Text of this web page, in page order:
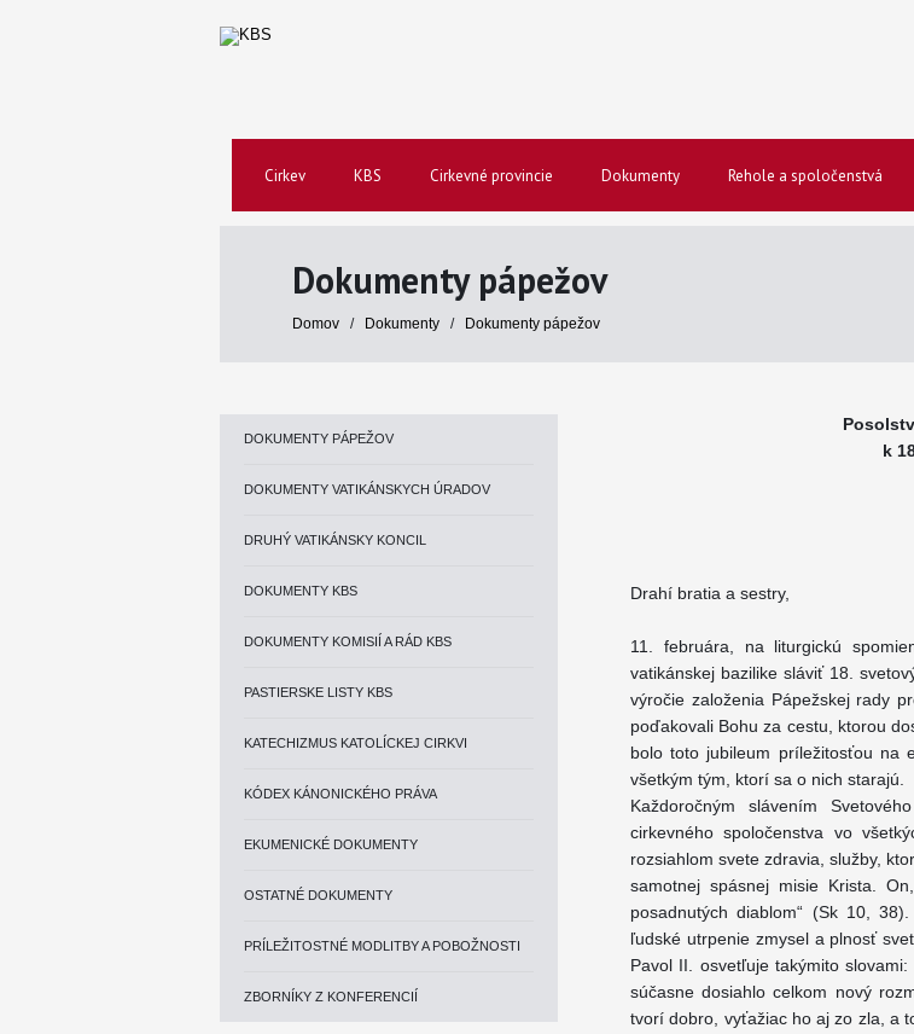
Cirkev KBS Cirkevné provincie Dokumenty Rehole a spoločenstvá
Dokumenty pápežov
Domov / Dokumenty / Dokumenty pápežov
DOKUMENTY PÁPEŽOV
DOKUMENTY VATIKÁNSKYCH ÚRADOV
DRUHÝ VATIKÁNSKY KONCIL
DOKUMENTY KBS
DOKUMENTY KOMISIÍ A RÁD KBS
PASTIERSKE LISTY KBS
KATECHIZMUS KATOLÍCKEJ CIRKVI
KÓDEX KÁNONICKÉHO PRÁVA
EKUMENICKÉ DOKUMENTY
OSTATNÉ DOKUMENTY
PRÍLEŽITOSTNÉ MODLITBY A POBOŽNOSTI
ZBORNÍKY Z KONFERENCIÍ
k
Drahí bratia a sestry,
11. februára, na liturgickú
vatikánskej bazilike sláviť 18.
výročie založenia Pápežskej rady
poďakovali Bohu za cestu, ktorou
bolo toto jubileum príležitosťou na
všetkým tým, ktorí sa o nich starajú.
Každoročným slávením
cirkevného spoločenstva vo
rozsiahlom svete zdravia, služby,
samotnej spásnej misie Krista.
posadnutých diablom“ (Sk 10,
ľudské utrpenie zmysel a plnosť
Pavol II. osvetľuje takýmito
súčasne dosiahlo celkom nový
tvorí dobro, vyťažiac ho aj zo zla, a